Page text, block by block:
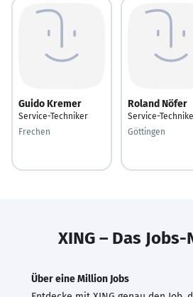
Guido Kremer
Service-Techniker
Frechen
Roland Nöfer
Service-
Göttingen
XING – Das
Über eine Million Jobs